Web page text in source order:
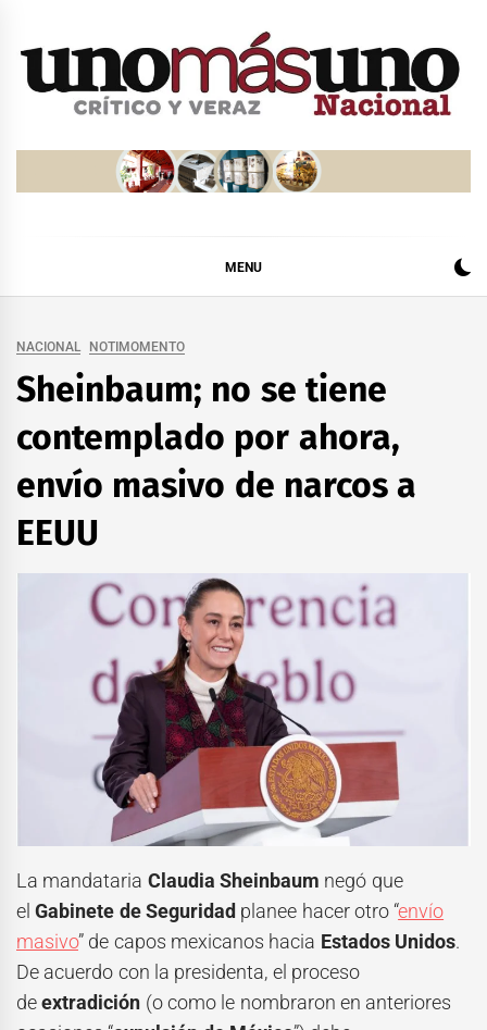
MENU
NACIONAL NOTIMOMENTO
Sheinbaum; no se tiene
contemplado por ahora,
envío masivo de narcos a
EEUU
La mandataria Claudia Sheinbaum negó que
el Gabinete de Seguridad planee hacer otro “envío
masivo” de capos mexicanos hacia Estados Unidos.
De acuerdo con la presidenta, el proceso
deextradición (o como le nombraron en anteriores